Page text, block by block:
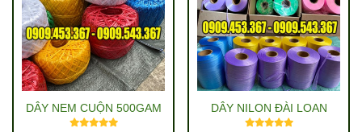
DÂY NEM CUỘN 500GAM DÂY NILON ĐÀI LOAN